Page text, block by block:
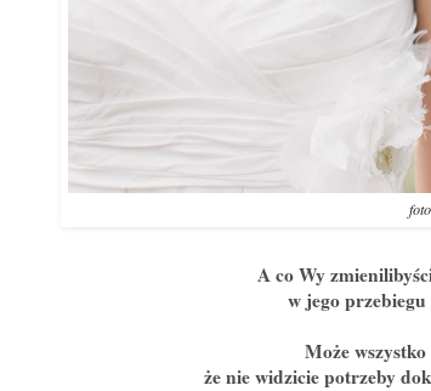
A co Wy
w jego
Może
że nie widzicie potrzeby